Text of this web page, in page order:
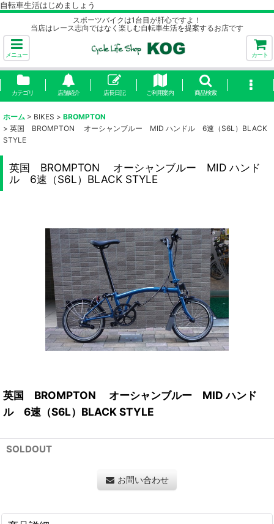
自転車生活はじめましょう
スポーツバイクは1台目が肝心ですよ！
当店はレース志向ではなく楽しむ自転車生活を提案するお店です
メニュー カート
カテゴリ 店舗紹介 店長日記 ご利用案内 商品検索
ホーム > BIKES > BROMPTON
> 英国 BROMPTON オーシャンブルー MID ハンドル 6速（S6L）BLACK
STYLE
英国 BROMPTON オーシャンブルー MID ハンド
ル 6速（S6L）BLACK STYLE
英国 BROMPTON オーシャンブルー MID ハンド
ル 6速（S6L）BLACK STYLE
SOLDOUT
お問い合わせ